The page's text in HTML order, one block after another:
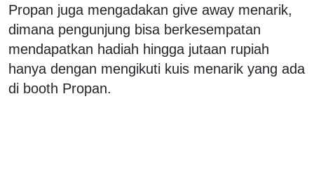
Propan juga mengadakan give away menarik,
dimana pengunjung bisa berkesempatan
mendapatkan hadiah hingga jutaan rupiah
hanya dengan mengikuti kuis menarik yang ada
di booth Propan.